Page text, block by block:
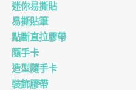
迷你易撕貼
易撕貼筆
點斷直拉膠帶
隨手卡
造型隨手卡
裝飾膠帶